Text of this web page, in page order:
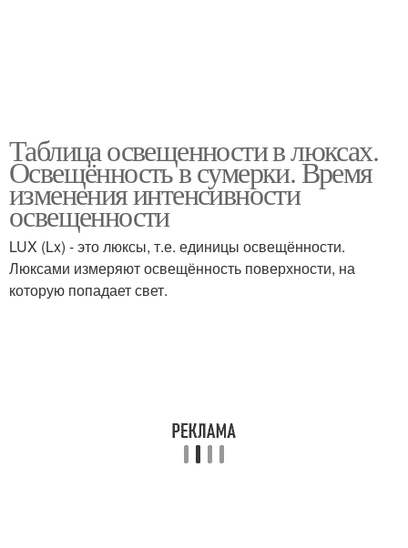
Таблица освещенности в люксах.
Освещённость в сумерки. Время
изменения интенсивности
освещенности
LUX (Lx) - это люксы, т.е. единицы освещённости.
Люксами измеряют освещённость поверхности, на
которую попадает свет.